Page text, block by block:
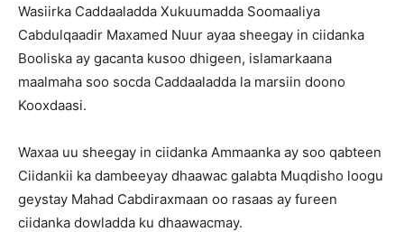
Wasiirka Caddaaladda Xukuumadda Soomaaliya
Cabdulqaadir Maxamed Nuur ayaa sheegay in ciidanka
Booliska ay gacanta kusoo dhigeen, islamarkaana
maalmaha soo socda Caddaaladda la marsiin doono
Kooxdaasi.
Waxaa uu sheegay in ciidanka Ammaanka ay soo qabteen
Ciidankii ka dambeeyay dhaawac galabta Muqdisho loogu
geystay Mahad Cabdiraxmaan oo rasaas ay fureen
ciidanka dowladda ku dhaawacmay.